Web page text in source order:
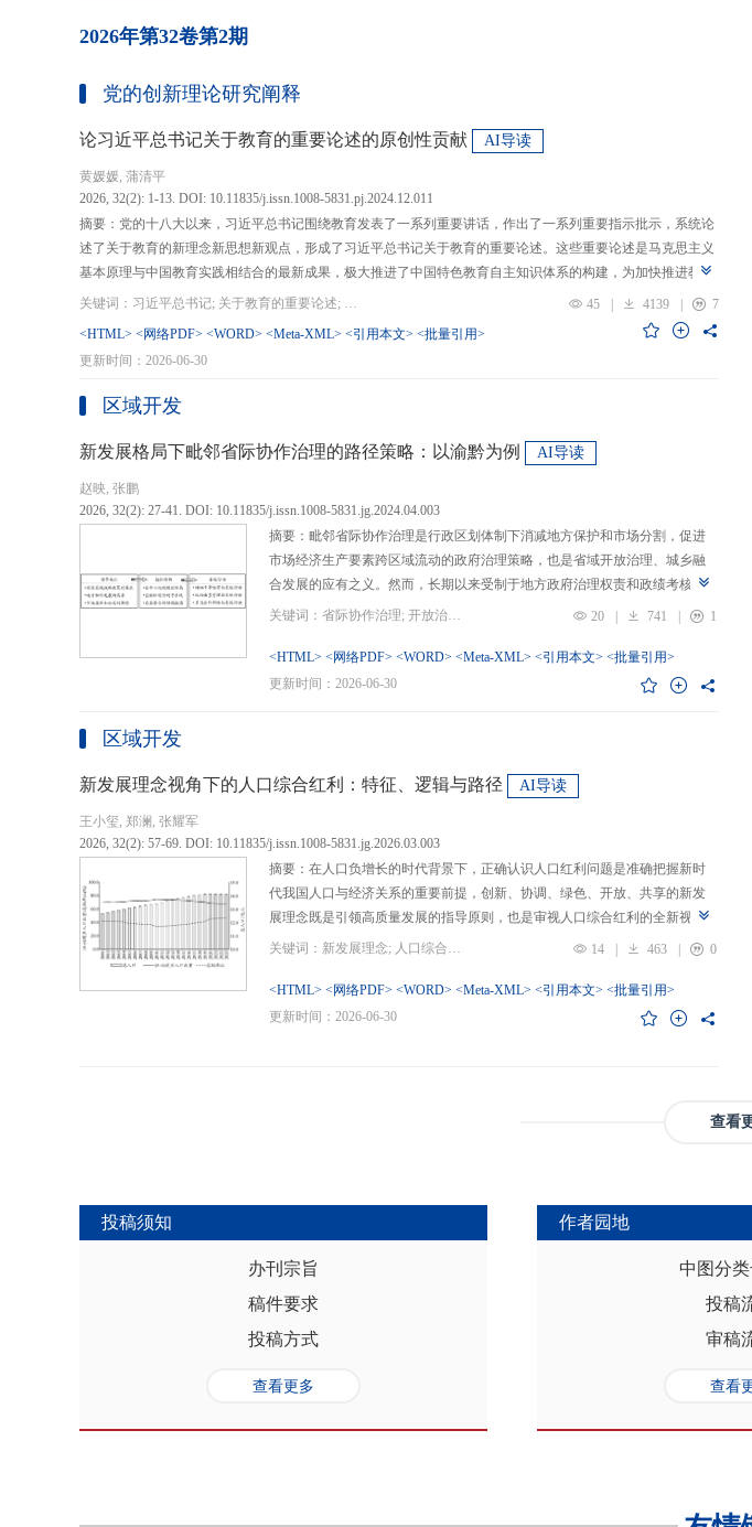
2026年第32卷第2期
党的创新理论研究阐释
论习近平总书记关于教育的重要论述的原创性贡献 AI导读
黄媛媛, 蒲清平
2026, 32(2): 1-13. DOI: 10.11835/j.issn.1008-5831.pj.2024.12.011
摘要：党的十八大以来，习近平总书记围绕教育发表了一系列重要讲话，作出了一系列重要指示批示，系统论
述了关于教育的新理念新思想新观点，形成了习近平总书记关于教育的重要论述。这些重要论述是马克思主义
基本原理与中国教育实践相结合的最新成果，极大推进了中国特色教育自主知识体系的构建，为加快推进教育
现代化、建设教育强国提供了强大思想武器和行动指南，作出了重大原创性贡献。这些原创性贡献主要体现
在：第一，从价值论角度明确了教育在党和国家事业发展全局中的战略定位，从政治价值、经济价值、文化价
值、社会价值、创新价值等五个方面创新性回答了新时代“为什么办教育”的战略问题；第二，从认识论角度赋
予了新时代教育发展的多重内涵，深刻揭示其根本性质、根本保证、根本任务、时代使命、最终目的，创新性
回答了新时代“办什么样的教育”的根本问题；第三，从方法论角度立足基本国情遵循教育规律，提出了深化教
育改革创新的总体思路和战略部署，涵盖教育地位的确立、教育道路的选择、教育动力的激发、教育路径的规
划以及教育主体的培育，创新性回答了新时代“怎么办教育”的实践问题。
关键词：习近平总书记; 关于教育的重要论述; 教育强国; 《论教育》; 教育新质生产力; 教育人工智能 45 | 4139 |
7
<HTML> <网络PDF> <WORD> <Meta-XML> <引用本文> <批量引用>
更新时间：2026-06-30
区域开发
新发展格局下毗邻省际协作治理的路径策略：以渝黔为例 AI导读
赵映, 张鹏
2026, 32(2): 27-41. DOI: 10.11835/j.issn.1008-5831.jg.2024.04.003
摘要：毗邻省际协作治理是行政区划体制下消减地方保护和市场分割，促进
市场经济生产要素跨区域流动的政府治理策略，也是省域开放治理、城乡融
合发展的应有之义。然而，长期以来受制于地方政府治理权责和政绩考核的
行政区划界限，以及竞争性发展博弈中日渐固化的地方利益，毗邻省际协作
内需、畅通经济循环、建设全国统一大市场的政策导向，为毗邻省际协作治
理提供了新的机遇，借此探析其路径策略是构建新发展格局的内在要求和重
例，采用半结构化访谈法收集数据资料，探析新发展格局下毗邻省际协作治
理的路径策略。研究表明，毗邻省际协作治理是毗邻省（自治区、直辖市）
达成多向度的系统性治理行动过程。新发展格局下毗邻省际协作治理的路径
策略首先是厘清国家战略政策要求、省际协作发展需要，以及市场主体和民
众期望，凝聚利益相关主体的协作治理共识，明确毗邻省际协作治理是省域
开放治理必须积极作为的必答题。其次，统筹衔接国家战略政策与省域治理
规划，构建去中心化的组织结构总体布局，下好毗邻协作先行示范区创建、
网络协同治理的比较优势和互补功能，牵住“牛鼻子”工程，着重优化开放协作
机制和生态共保联治，促进基础设施和基本公共服务一体化，推动产业链整
关键词：省际协作治理; 开放治理; 行政区划; 统一大市场; 新发展格局 20 | 741 | 1
<HTML> <网络PDF> <WORD> <Meta-XML> <引用本文> <批量引用>
更新时间：2026-06-30
区域开发
新发展理念视角下的人口综合红利：特征、逻辑与路径 AI导读
王小玺, 郑澜, 张耀军
2026, 32(2): 57-69. DOI: 10.11835/j.issn.1008-5831.jg.2026.03.003
摘要：在人口负增长的时代背景下，正确认识人口红利问题是准确把握新时
代我国人口与经济关系的重要前提，创新、协调、绿色、开放、共享的新发
展理念既是引领高质量发展的指导原则，也是审视人口综合红利的全新视
角。从内涵特征看，新时代的人口综合红利理论是在发展基础、核心理念和
位和发展进程，以人口数量、结构、素质、分布等人口条件为基础，以新发
展理念为导向，通过政策措施的适应性调整从而培育、巩固和收获人口优
中，既要立足当下人口负增长的现实，充分挖掘和利用现有人口条件，也要
放眼未来人口发展趋势，积极挖掘、培育人口结构优化红利、人口素质提升
红利和人口合理分布红利，以相关政策制度的调整完善为路径，引导人口发
展符合创新、协调、绿色、开放、共享的理念需求，积极回应人口发展的趋
势性特征和高质量发展的目标任务，通过进一步完善生育养老政策、推进教
育强国建设、优化城镇格局体系，以人口与经济高质量发展支撑中国式现代
关键词：新发展理念; 人口综合红利; 高质量发展; 人口政策; 中国式现代化 14 | 463 | 0
<HTML> <网络PDF> <WORD> <Meta-XML> <引用本文> <批量引用>
更新时间：2026-06-30
查看
投稿须知
办刊宗旨
稿件要求
投稿方式
查看更多
作者园地
中图分
投稿
审稿
查看